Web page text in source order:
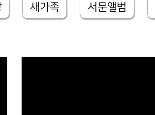
새가족 서문앨범